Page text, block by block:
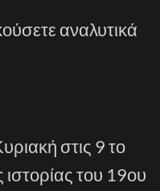
αναλυτικά
στις 9 το
του 19ου